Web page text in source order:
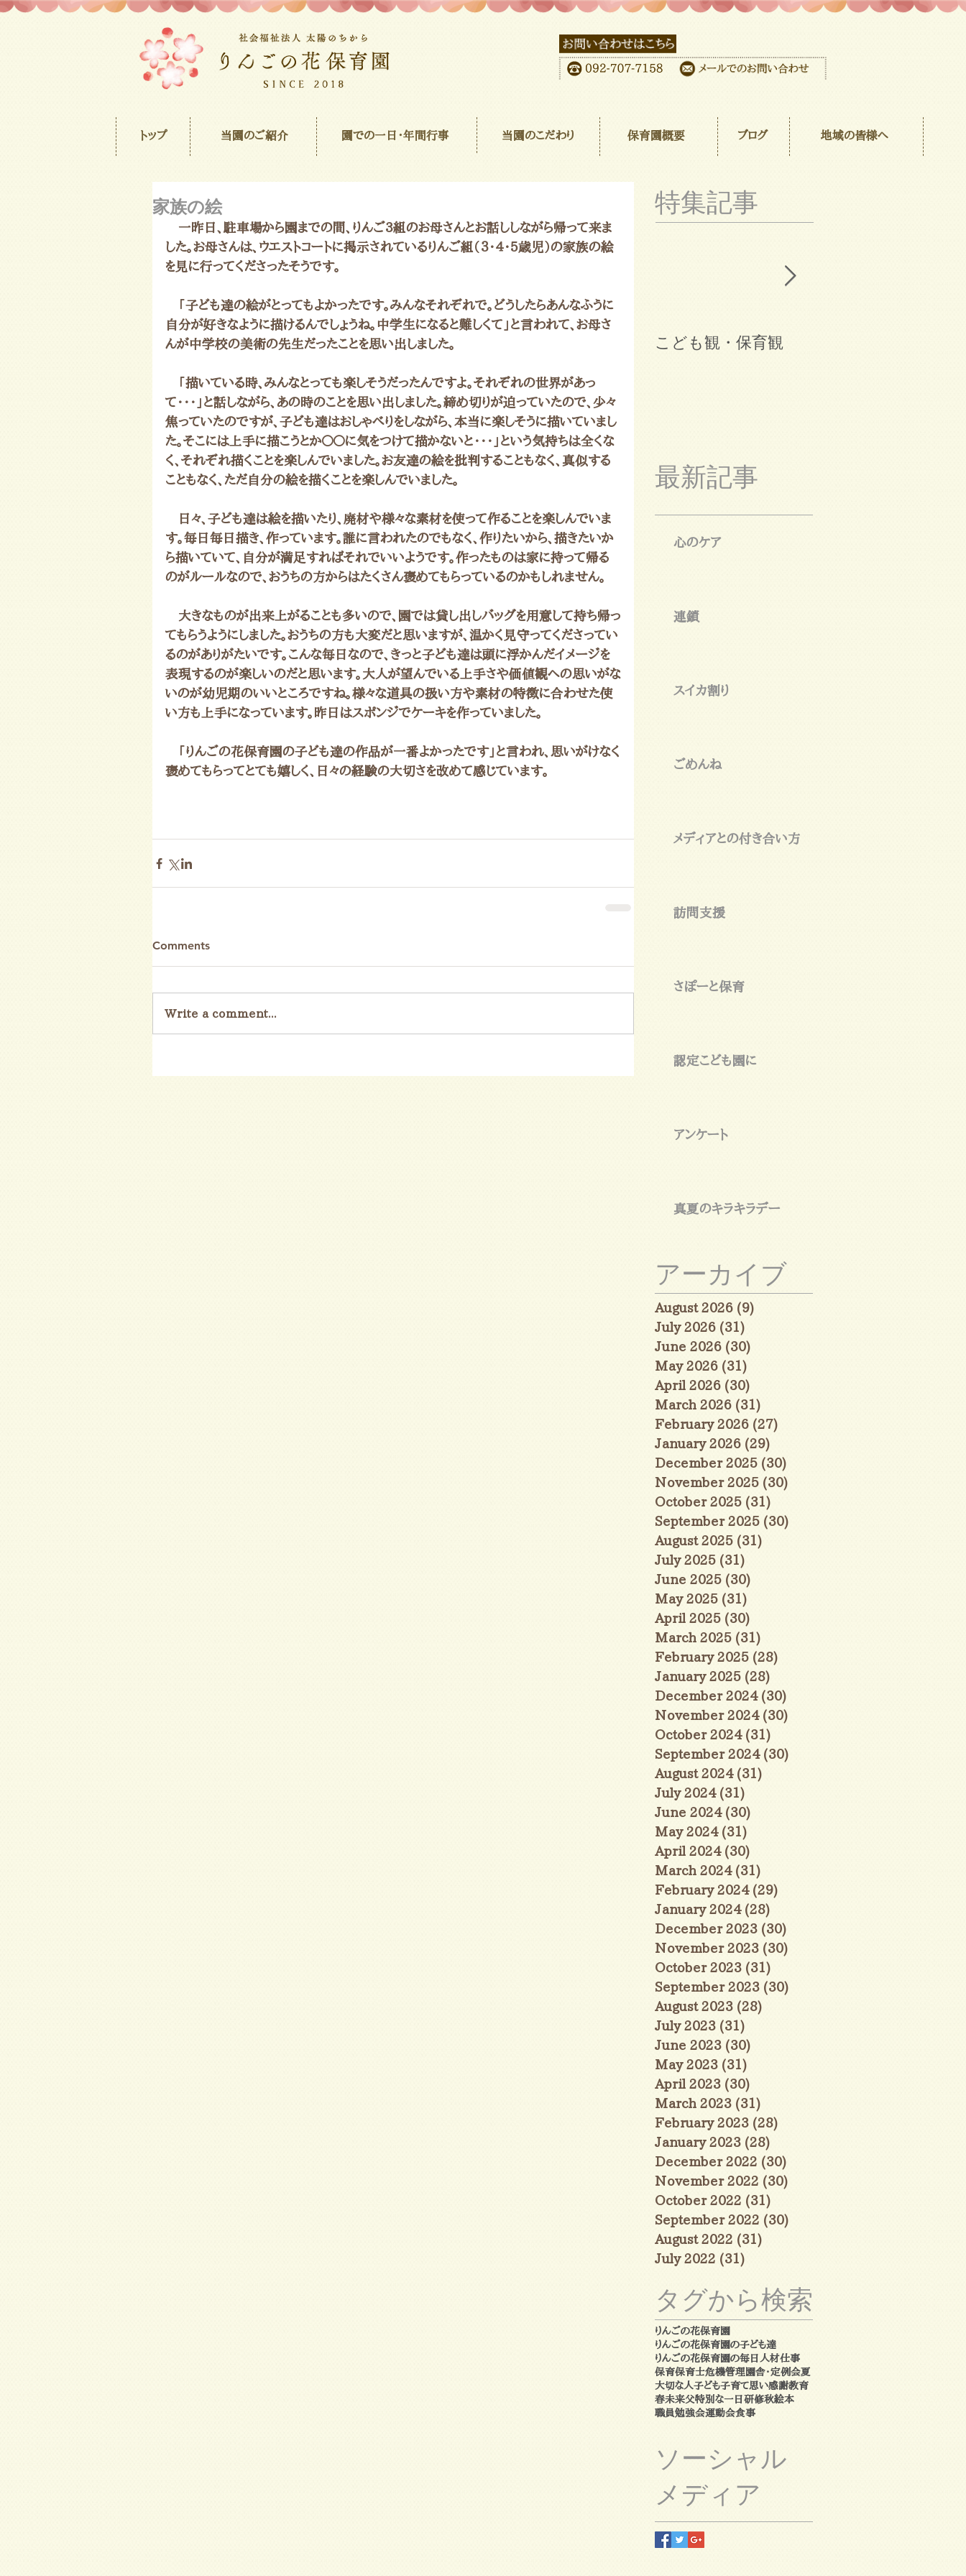
トップ 当園のご紹介 園での一日･年間行事 当園のこだわり 保育園概要 ブログ 地域の皆様へ
家族の絵
一昨日、駐車場から園までの間、りんご3組のお母さんとお話ししながら帰って来ま
した。お母さんは、ウエストコートに掲示されているりんご組（３・４・５歳児）の家族の絵
を見に行ってくださったそうです。
「子ども達の絵がとってもよかったです。みんなそれぞれで。どうしたらあんなふうに
自分が好きなように描けるんでしょうね。中学生になると難しくて」と言われて、お母さ
んが中学校の美術の先生だったことを思い出しました。
「描いている時、みんなとっても楽しそうだったんですよ。それぞれの世界があっ
て・・・」と話しながら、あの時のことを思い出しました。締め切りが迫っていたので、少々
焦っていたのですが、子ども達はおしゃべりをしながら、本当に楽しそうに描いていまし
た。そこには上手に描こうとか〇〇に気をつけて描かないと・・・」という気持ちは全くな
く、それぞれ描くことを楽しんでいました。お友達の絵を批判することもなく、真似する
こともなく、ただ自分の絵を描くことを楽しんでいました。
日々、子ども達は絵を描いたり、廃材や様々な素材を使って作ることを楽しんでいま
す。毎日毎日描き、作っています。誰に言われたのでもなく、作りたいから、描きたいか
ら描いていて、自分が満足すればそれでいいようです。作ったものは家に持って帰る
のがルールなので、おうちの方からはたくさん褒めてもらっているのかもしれません。
大きなものが出来上がることも多いので、園では貸し出しバッグを用意して持ち帰っ
てもらうようにしました。おうちの方も大変だと思いますが、温かく見守ってくださってい
るのがありがたいです。こんな毎日なので、きっと子ども達は頭に浮かんだイメージを
表現するのが楽しいのだと思います。大人が望んでいる上手さや価値観への思いがな
いのが幼児期のいいところですね。様々な道具の扱い方や素材の特徴に合わせた使
い方も上手になっています。昨日はスポンジでケーキを作っていました。
「りんごの花保育園の子ども達の作品が一番よかったです」と言われ、思いがけなく
褒めてもらってとても嬉しく、日々の経験の大切さを改めて感じています。
Comments
Write a comment...
特集記事
こども観・保育観
最新記事
心のケア
連鎖
スイカ割り
ごめんね
メディアとの付き合い方
訪問支援
さぽーと保育
認定こども園に
アンケート
真夏のキラキラデー
アーカイブ
August 2026 (9)
July 2026 (31)
June 2026 (30)
May 2026 (31)
April 2026 (30)
March 2026 (31)
February 2026 (27)
January 2026 (29)
December 2025 (30)
November 2025 (30)
October 2025 (31)
September 2025 (30)
August 2025 (31)
July 2025 (31)
June 2025 (30)
May 2025 (31)
April 2025 (30)
March 2025 (31)
February 2025 (28)
January 2025 (28)
December 2024 (30)
November 2024 (30)
October 2024 (31)
September 2024 (30)
August 2024 (31)
July 2024 (31)
June 2024 (30)
May 2024 (31)
April 2024 (30)
March 2024 (31)
February 2024 (29)
January 2024 (28)
December 2023 (30)
November 2023 (30)
October 2023 (31)
September 2023 (30)
August 2023 (28)
July 2023 (31)
June 2023 (30)
May 2023 (31)
April 2023 (30)
March 2023 (31)
February 2023 (28)
January 2023 (28)
December 2022 (30)
November 2022 (30)
October 2022 (31)
September 2022 (30)
August 2022 (31)
July 2022 (31)
タグから検索
りんごの花保育園
りんごの花保育園の子ども達
りんごの花保育園の毎日 人材仕事
保育保育士危機管理園舎・定例会夏
大切な人子ども子育て思い感謝教育
春未来父特別な一日研修秋絵本
職員勉強会運動会食事
ソーシャル
メディア